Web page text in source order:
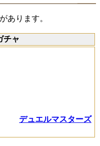
あります。
チャ
デュエルマスターズ